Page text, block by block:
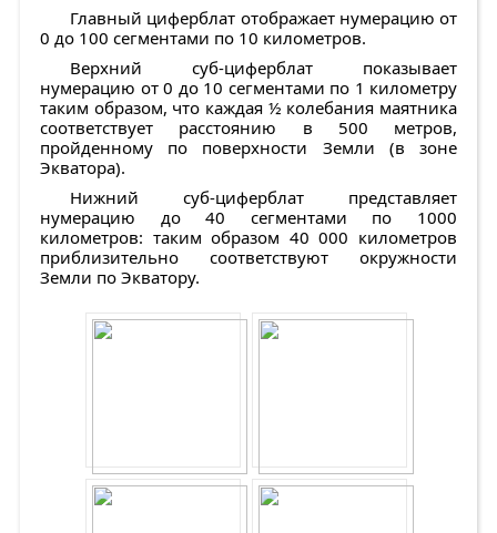
Главный циферблат отображает нумерацию от
0 до 100 сегментами по 10 километров.
Верхний суб-циферблат показывает
нумерацию от 0 до 10 сегментами по 1 километру
таким образом, что каждая ½ колебания маятника
соответствует расстоянию в 500 метров,
пройденному по поверхности Земли (в зоне
Экватора).
Нижний суб-циферблат представляет
нумерацию до 40 сегментами по 1000
километров: таким образом 40 000 километров
приблизительно соответствуют окружности
Земли по Экватору.